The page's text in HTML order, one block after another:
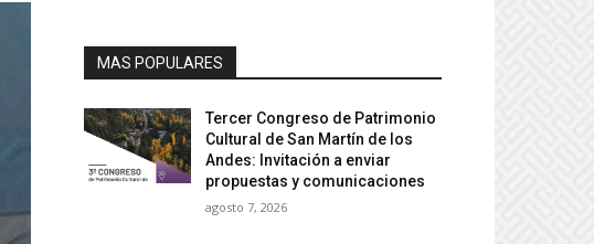
MAS POPULARES
Tercer Congreso de Patrimonio
Cultural de San Martín de los
Andes: Invitación a enviar
propuestas y comunicaciones
agosto 7, 2026